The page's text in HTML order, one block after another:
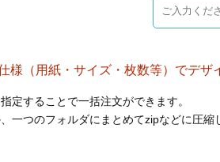
様（用紙・サイズ・枚数等）でデザ
定することで一括注文ができます。
一つのフォルダにまとめてzipなどに圧縮